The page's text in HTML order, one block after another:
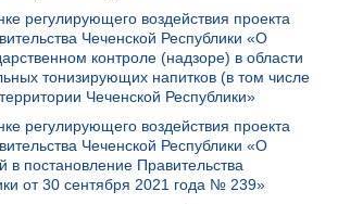
регулирующего воздействия проекта
Чеченской Республики «О
контроле (надзоре) в области
тонизирующих напитков (в том числе
Чеченской Республики»
регулирующего воздействия проекта
Чеченской Республики «О
в постановление Правительства
от 30 сентября 2021 года № 239»